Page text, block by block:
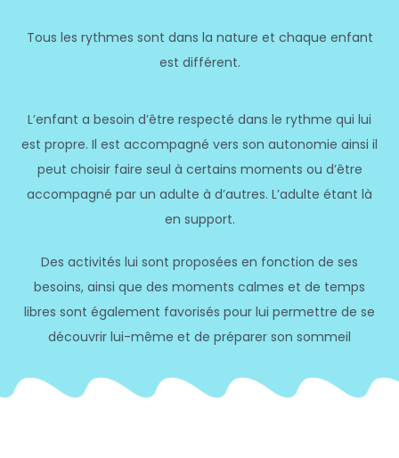
Tous les rythmes sont dans la nature et chaque enfant
est différent.
L’enfant a besoin d’être respecté dans le rythme qui lui
est propre. Il est accompagné vers son autonomie ainsi il
peut choisir faire seul à certains moments ou d’être
accompagné par un adulte à d’autres. L’adulte étant là
en support.
Des activités lui sont proposées en fonction de ses
besoins, ainsi que des moments calmes et de temps
libres sont également favorisés pour lui permettre de se
découvrir lui-même et de préparer son sommeil